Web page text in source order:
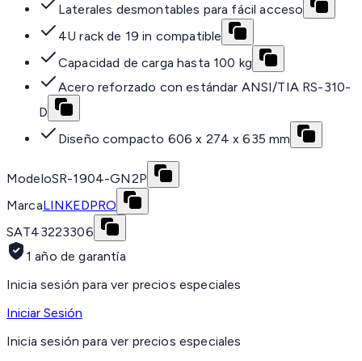
Laterales desmontables para fácil acceso
4U rack de 19 in compatible
Capacidad de carga hasta 100 kg
Acero reforzado con estándar ANSI/TIA RS-310-
D
Diseño compacto 606 x 274 x 635 mm
ModeloSR-1904-GN2P
MarcaLINKEDPRO
SAT43223306
1 año de garantía
Inicia sesión para ver precios especiales
Iniciar Sesión
Inicia sesión para ver precios especiales